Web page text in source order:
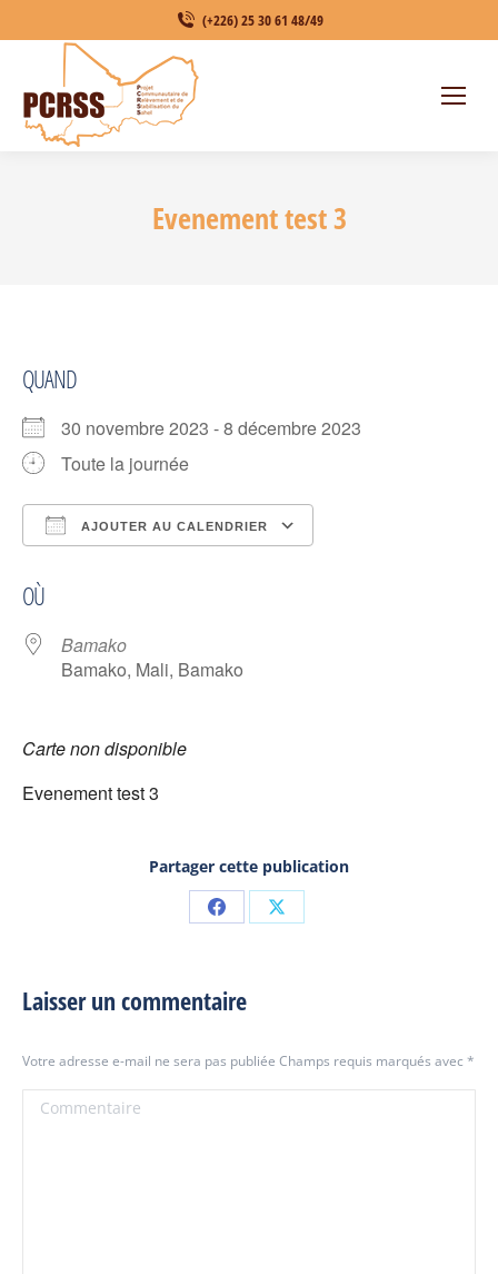
(+226) 25 30 61 48/49
Evenement test 3
QUAND
30 novembre 2023 - 8 décembre 2023
Toute la journée
AJOUTER AU CALENDRIER
OÙ
Bamako
Bamako, Mali, Bamako
Carte non disponible
Evenement test 3
Partager cette publication
Partager
Facebook
Partager
Laisser un commentaire
Votre adresse e-mail ne sera pas publiée Champs requis marqués avec *
Commentaire